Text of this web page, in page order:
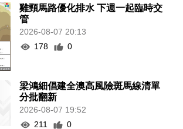
雞頸馬路優化排水 下週一起臨時交
管
2026-08-07 20:13
178
0
梁鴻細倡建全澳高風險斑馬線清單
分批翻新
2026-08-07 19:52
211
0